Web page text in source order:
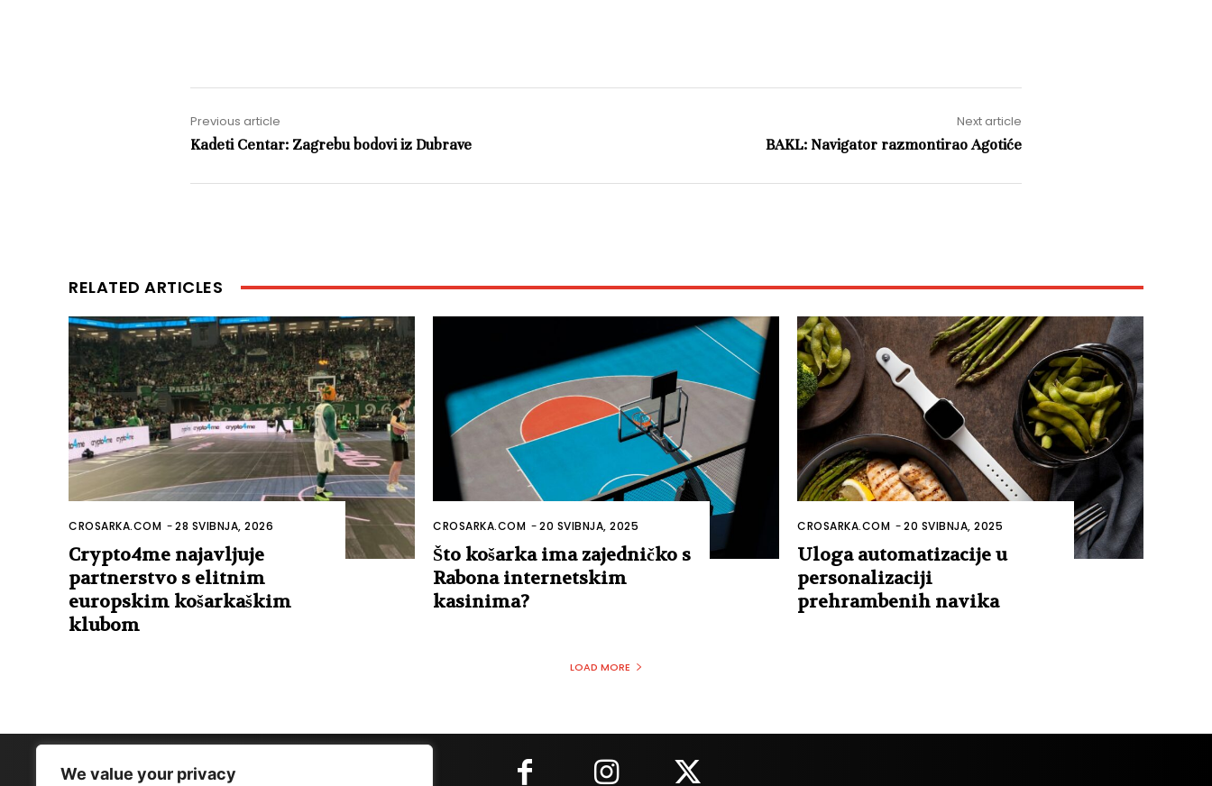
We value your privacy
Previous article
Kadeti Centar: Zagrebu bodovi iz Dubrave
Next article
BAKL: Navigator razmontirao Agotiće
RELATED ARTICLES
CROSARKA.COM -28 SVIBNJA, 2026
Crypto4me najavljuje
partnerstvo s elitnim
europskim košarkaškim
klubom
CROSARKA.COM -20 SVIBNJA, 2025
Što košarka ima zajedničko s
Rabona internetskim
kasinima?
CROSARKA.COM -20 SVIBNJA, 2025
Uloga automatizacije u
personalizaciji
prehrambenih navika
LOAD MORE